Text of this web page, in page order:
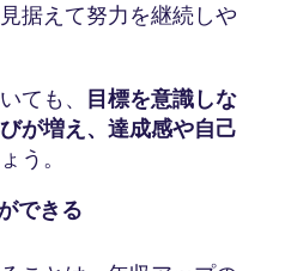
据えて努力を継続しや
ても、
目標を意識しな
が増え、達成感や自己
う。
できる